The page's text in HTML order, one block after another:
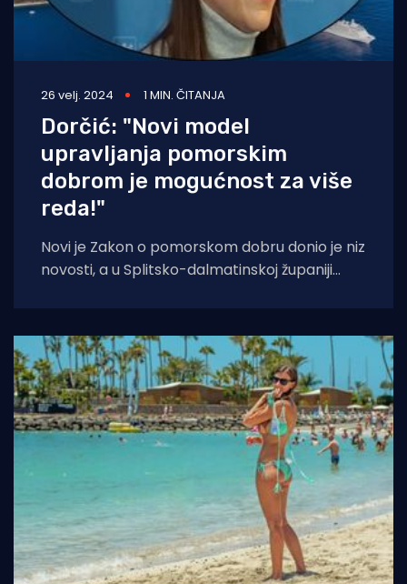
26 velj. 2024 1 MIN. ČITANJA
Dorčić: "Novi model
upravljanja pomorskim
dobrom je mogućnost za više
reda!"
Novi je Zakon o pomorskom dobru donio je niz
novosti, a u Splitsko-dalmatinskoj županiji